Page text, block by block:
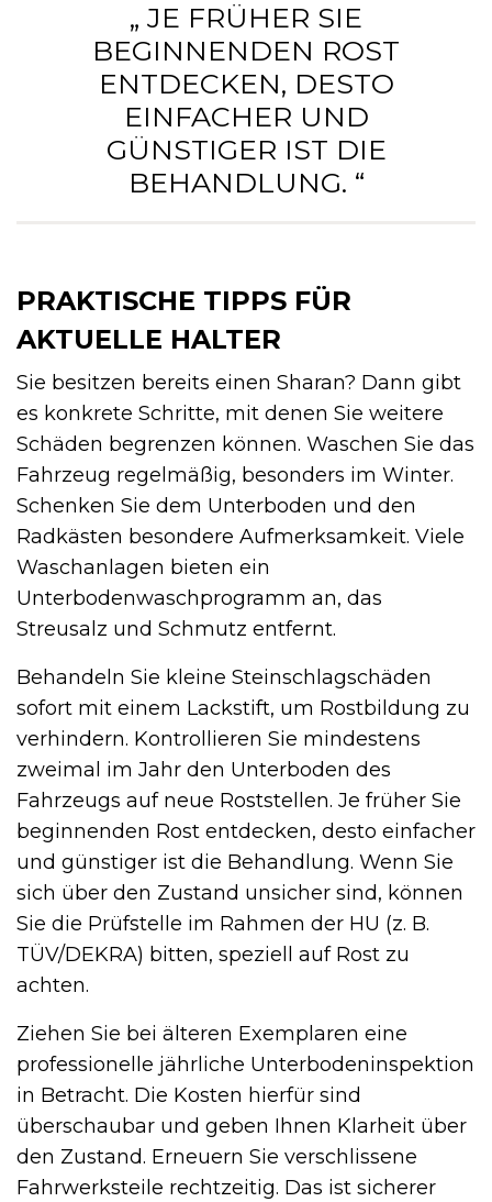
„ JE FRÜHER SIE
BEGINNENDEN ROST
ENTDECKEN, DESTO
EINFACHER UND
GÜNSTIGER IST DIE
BEHANDLUNG. “
PRAKTISCHE TIPPS FÜR
AKTUELLE HALTER
Sie besitzen bereits einen Sharan? Dann gibt
es konkrete Schritte, mit denen Sie weitere
Schäden begrenzen können. Waschen Sie das
Fahrzeug regelmäßig, besonders im Winter.
Schenken Sie dem Unterboden und den
Radkästen besondere Aufmerksamkeit. Viele
Waschanlagen bieten ein
Unterbodenwaschprogramm an, das
Streusalz und Schmutz entfernt.
Behandeln Sie kleine Steinschlagschäden
sofort mit einem Lackstift, um Rostbildung zu
verhindern. Kontrollieren Sie mindestens
zweimal im Jahr den Unterboden des
Fahrzeugs auf neue Roststellen. Je früher Sie
beginnenden Rost entdecken, desto einfacher
und günstiger ist die Behandlung. Wenn Sie
sich über den Zustand unsicher sind, können
Sie die Prüfstelle im Rahmen der HU (z. B.
TÜV/DEKRA) bitten, speziell auf Rost zu
achten.
Ziehen Sie bei älteren Exemplaren eine
professionelle jährliche Unterbodeninspektion
in Betracht. Die Kosten hierfür sind
überschaubar und geben Ihnen Klarheit über
den Zustand. Erneuern Sie verschlissene
Fahrwerksteile rechtzeitig. Das ist sicherer